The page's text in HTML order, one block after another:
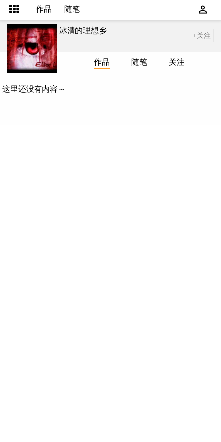
作品 随笔
冰清的理想乡
+关注
作品 随笔 关注
这里还没有内容～